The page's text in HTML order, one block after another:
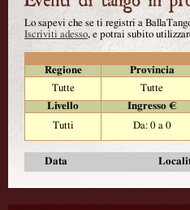
Lo sapevi che se ti registri a
Iscriviti adesso, e potrai subito
Regione
Provincia
Tutte
Tutte
Livello
Ingresso €
Tutti
Da: 0 a 0
Data